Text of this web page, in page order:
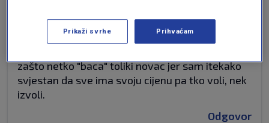
cijenu, a sve je bilo predivno organizirano.
Osobno ne bih nikad dao toliki novac ni za puno
zašto netko "baca" toliki novac jer sam itekako
svjestan da sve ima svoju cijenu pa tko voli, nek
izvoli.
Odgovor
Prikaži svrhe Prihvaćam